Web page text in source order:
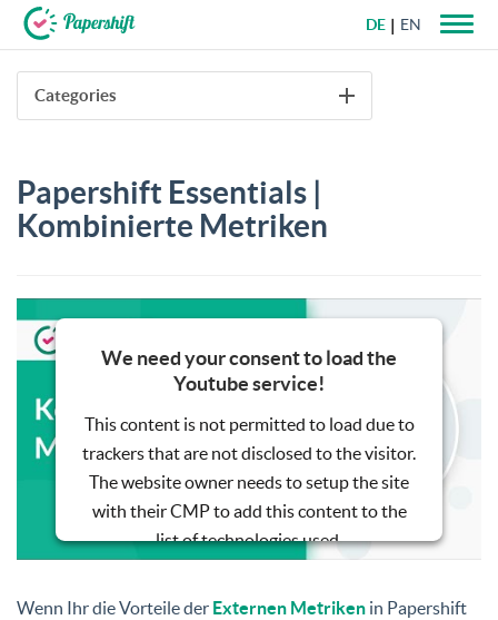
+49 721 50 95 79 69
DE EN
Categories
Papershift Essentials |
Kombinierte Metriken
We need your consent to load the
Youtube service!
This content is not permitted to load due to
trackers that are not disclosed to the visitor.
The website owner needs to setup the site
with their CMP to add this content to the
list of technologies used.
Powered byUsercentrics Consent
Wenn Ihr die Vorteile der Externen Metriken in Papershift